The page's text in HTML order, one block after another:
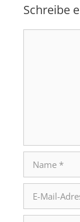
Schreibe
Mail-
Adresse